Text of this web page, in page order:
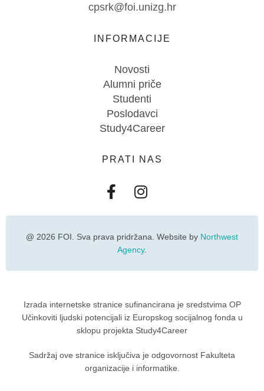
cpsrk@foi.unizg.hr
INFORMACIJE
Novosti
Alumni priče
Studenti
Poslodavci
Study4Career
PRATI NAS
@ 2026 FOI. Sva prava pridržana. Website by Northwest
Agency.
Izrada internetske stranice sufinancirana je sredstvima OP
Učinkoviti ljudski potencijali iz Europskog socijalnog fonda u
sklopu projekta Study4Career
Sadržaj ove stranice isključiva je odgovornost Fakulteta
organizacije i informatike.